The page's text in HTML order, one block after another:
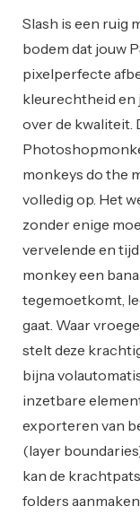
Slash is een ruig
bodem dat jouw
pixelperfecte
kleurechtheid en
over de kwaliteit.
monkeys do the
volledig op. Het
zonder enige
vervelende en
monkey een
tegemoetkomt,
gaat. Waar
stelt deze
bijna
inzetbare
exporteren van
(layer
kan de
folders